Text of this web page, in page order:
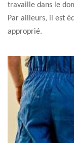
travaille dans le
Par ailleurs, il est
approprié.